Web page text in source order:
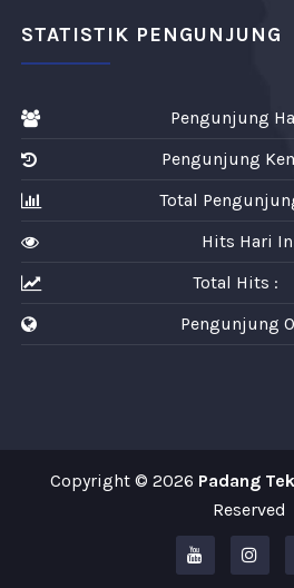
STATISTIK PENGUNJUNG
Pengunjung
Pengunjung
Total
Hits Hari
Total Hits :
Pengunjung
Copyright © 2026 Padang
Reserved